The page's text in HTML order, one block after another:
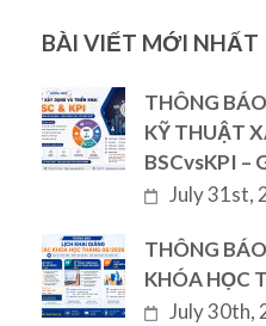
BÀI VIẾT MỚI NHẤT
THÔNG
KỸ THUẬT
BSCvsKPI –
July 31st,
THÔNG
KHÓA HỌC
July 30th,